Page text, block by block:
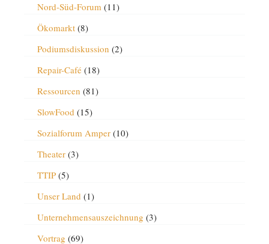
Nord-Süd-Forum(11)
Ökomarkt(8)
Podiumsdiskussion (2)
Repair-Café(18)
Ressourcen (81)
SlowFood (15)
Sozialforum Amper(10)
Theater(3)
TTIP(5)
Unser Land (1)
Unternehmensauszeichnung (3)
Vortrag (69)